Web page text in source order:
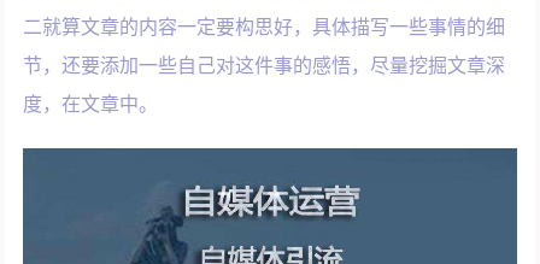
二就算文章的内容一定要构思好，具体描写一些事情的细
节，还要添加一些自己对这件事的感悟，尽量挖掘文章深
度，在文章中。